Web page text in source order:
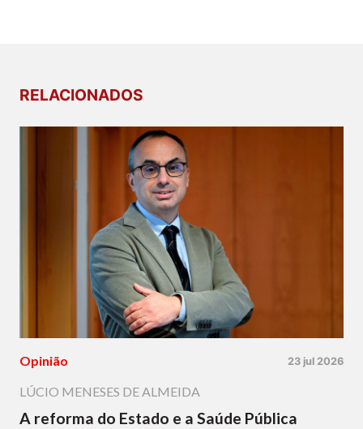
RELACIONADOS
Opinião 23 jul 2026
LÚCIO MENESES DE ALMEIDA
A reforma do Estado e a Saúde Pública